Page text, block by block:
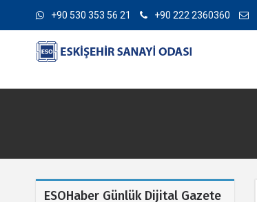
+90 530 353 56 21 +90 222 2360360
ESOHaber Günlük Dijital Gazete